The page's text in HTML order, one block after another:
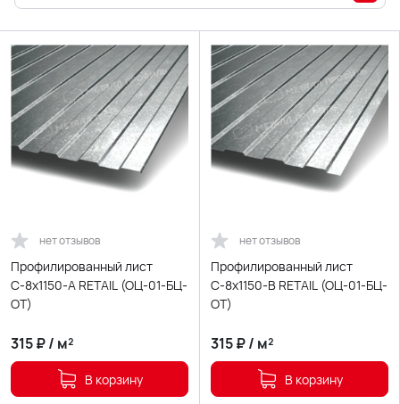
нет отзывов
Профилированный лист
С-8х1150-A RETAIL (ОЦ-01-БЦ-
ОТ)
315₽/ м²
В корзину
нет отзывов
Профилированный лист
С-8х1150-B RETAIL (ОЦ-01-БЦ-
ОТ)
315₽/ м²
В корзину